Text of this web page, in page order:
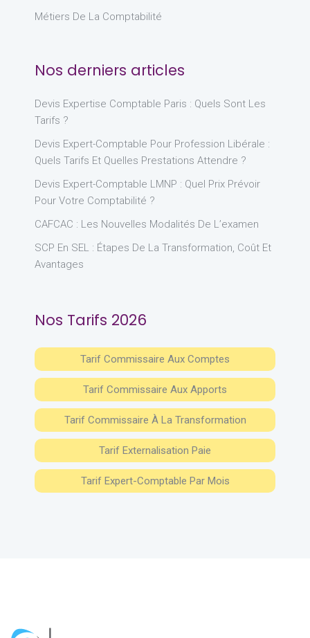
Métiers De La Comptabilité
Nos derniers articles
Devis Expertise Comptable Paris : Quels Sont Les
Tarifs ?
Devis Expert-Comptable Pour Profession Libérale :
Quels Tarifs Et Quelles Prestations Attendre ?
Devis Expert-Comptable LMNP : Quel Prix Prévoir
Pour Votre Comptabilité ?
CAFCAC : Les Nouvelles Modalités De L’examen
SCP En SEL : Étapes De La Transformation, Coût Et
Avantages
Nos Tarifs 2026
Tarif Commissaire Aux Comptes
Tarif Commissaire Aux Apports
Tarif Commissaire À La Transformation
Tarif Externalisation Paie
Tarif Expert-Comptable Par Mois